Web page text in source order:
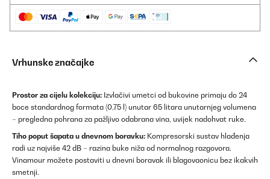
Vrhunske značajke
Prostor za cijelu kolekciju: Izvlačivi umetci od bukovine primaju do 24
boce standardnog formata (0,75 l) unutar 65 litara unutarnjeg volumena
– pregledna pohrana za pažljivo odabrana vina, uvijek nadohvat ruke.
Tiho poput šapata u dnevnom boravku: Kompresorski sustav hlađenja
radi uz najviše 42 dB – razina buke niža od normalnog razgovora.
Vinamour možete postaviti u dnevni boravak ili blagovaonicu bez ikakvih
smetnji.